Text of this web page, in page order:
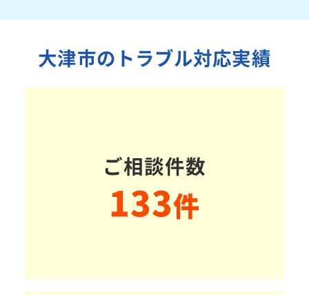
大津市のトラブル対応実績
ご相談件数
133件